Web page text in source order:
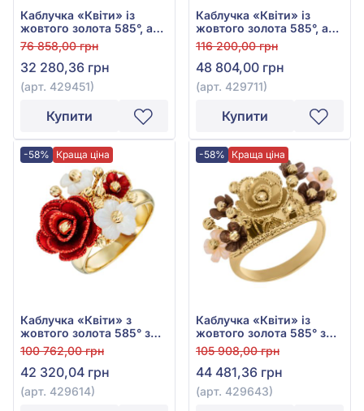
Каблучка «Квіти» із
жовтого золота 585°, арт.
429451
76 858,00 грн
32 280,36 грн
(арт. 429451)
Купити
Каблучка «Квіти» із
жовтого золота 585°, арт.
429711
116 200,00 грн
48 804,00 грн
(арт. 429711)
Купити
-58% Краща ціна
Каблучка «Квіти» з
жовтого золота 585° з
Перламутром, арт.
429614
100 762,00 грн
42 320,04 грн
(арт. 429614)
-58% Краща ціна
Каблучка «Квіти» із
жовтого золота 585° з
Перламутром та Чорним
Перламутром, арт.
429643
105 908,00 грн
44 481,36 грн
(арт. 429643)